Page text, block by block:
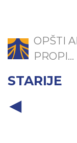
OPŠTI
PROPI...
STARIJE